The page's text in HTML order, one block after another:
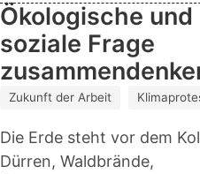
Ökologische und
soziale Frage
Zukunft der Arbeit
Die Erde steht vor dem
Dürren, Waldbrände,